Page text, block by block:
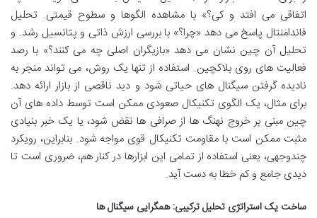
اتفاقی می افتد و کی؟» با مشاهده الگوها و سطوح قیمتی. تحلیل
فاندامنتال پاسخ می دهد «چرا؟» با بررسی ارزش ذاتی و پتانسیل رشد. و
تحلیل آن چین نشان می دهد «بازیگران اصلی چه می کنند؟» با رصد
فعالیت های روی بلاکچین. استفاده از تنها یک روش، می تواند منجر به
نادیده گرفتن سیگنال های حیاتی شود و دید ناقصی از بازار ارائه دهد.
برای مثال، یک الگوی تکنیکال صعودی ممکن است توسط داده های آن
چین مبنی بر خروج نهنگ ها از صرافی ها نقض شود، یا یک خبر بنیادی
مثبت ممکن است با مقاومت تکنیکال قوی مواجه شود. بنابراین، رویکرد
چندوجهی، یعنی استفاده از تمامی این ابزارها در کنار هم، ضروری است تا
دیدی جامع و کم خطا به دست آید.
ساخت یک استراتژی تحلیل ترکیبی: همگرایی سیگنال ها